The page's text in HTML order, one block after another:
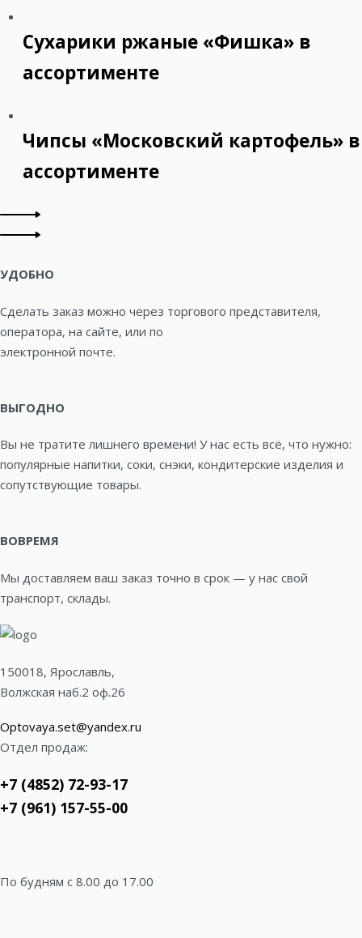
Сухарики ржаные «Фишка» в
ассортименте
Чипсы «Московский картофель» в
ассортименте
УДОБНО
Сделать заказ можно через торгового представителя,
оператора, на сайте, или по
электронной почте.
ВЫГОДНО
Вы не тратите лишнего времени! У нас есть всё, что нужно:
популярные напитки, соки, снэки, кондитерские изделия и
сопутствующие товары.
ВОВРЕМЯ
Мы доставляем ваш заказ точно в срок — у нас свой
транспорт, склады.
150018, Ярославль,
Волжская наб.2 оф.26
Optovaya.set@yandex.ru
Отдел продаж:
+7 (4852) 72-93-17
+7 (961) 157-55-00
По будням c 8.00 до 17.00